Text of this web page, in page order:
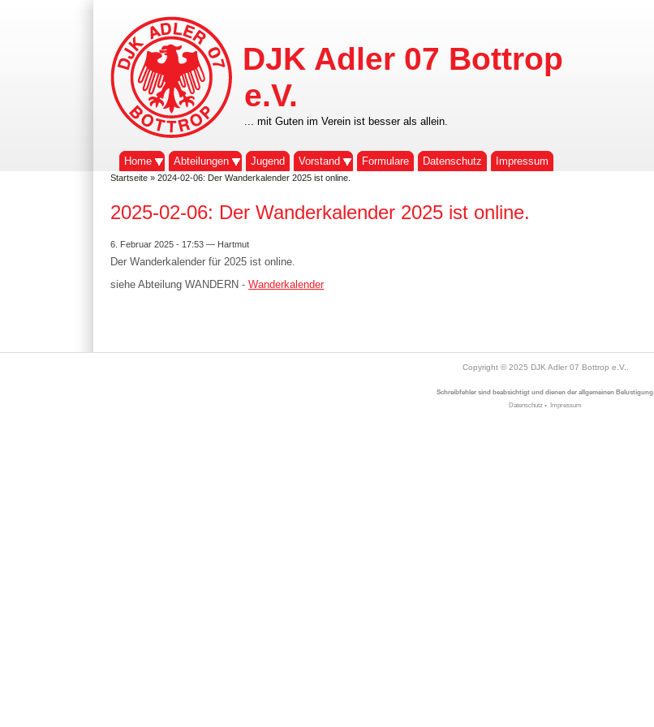
DJK Adler 07 Bottrop
e.V.
... mit Guten im Verein ist besser als allein.
Home Abteilungen Jugend Vorstand Formulare Datenschutz Impressum
Startseite » 2024-02-06: Der Wanderkalender 2025 ist online.
2025-02-06: Der Wanderkalender 2025 ist online.
6. Februar 2025 - 17:53 — Hartmut
Der Wanderkalender für 2025 ist online.
siehe Abteilung WANDERN -Wanderkalender
Copyright © 2025 DJK Adler 07 Bottrop e.V.
Schreibfehler sind beabsichtigt und dienen der allgemeinen Belustigung.
Datenschutz • Impressum